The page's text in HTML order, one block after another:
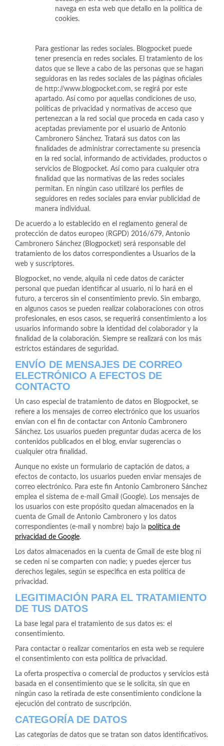
navega en esta web que detallo en la política de
cookies.
Para gestionar las redes sociales. Blogpocket puede
tener presencia en redes sociales. El tratamiento de los
datos que se lleve a cabo de las personas que se hagan
seguidoras en las redes sociales de las páginas oficiales
de http://www.blogpocket.com, se regirá por este
apartado. Así como por aquellas condiciones de uso,
políticas de privacidad y normativas de acceso que
pertenezcan a la red social que proceda en cada caso y
aceptadas previamente por el usuario de Antonio
Cambronero Sánchez. Tratará sus datos con las
finalidades de administrar correctamente su presencia
en la red social, informando de actividades, productos o
servicios de Blogpocket. Así como para cualquier otra
finalidad que las normativas de las redes sociales
permitan. En ningún caso utilizaré los perfiles de
seguidores en redes sociales para enviar publicidad de
manera individual.
De acuerdo a lo establecido en el reglamento general de
protección de datos europeo (RGPD) 2016/679, Antonio
Cambronero Sánchez (Blogpocket) será responsable del
tratamiento de los datos correspondientes a Usuarios de la
web y suscriptores.
Blogpocket, no vende, alquila ni cede datos de carácter
personal que puedan identificar al usuario, ni lo hará en el
futuro, a terceros sin el consentimiento previo. Sin embargo,
en algunos casos se pueden realizar colaboraciones con otros
profesionales, en esos casos, se requerirá consentimiento a los
usuarios informando sobre la identidad del colaborador y la
finalidad de la colaboración. Siempre se realizará con los más
estrictos estándares de seguridad.
ENVÍO DE MENSAJES DE CORREO
ELECTRÓNICO A EFECTOS DE
CONTACTO
Un caso especial de tratamiento de datos en Blogpocket, se
refiere a los mensajes de correo electrónico que los usuarios
envían con el fin de contactar con Antonio Cambronero
Sánchez. Los usuarios pueden preguntar dudas acerca de los
contenidos publicados en el blog, enviar sugerencias o
cualquier otra finalidad.
Aunque no existe un formulario de captación de datos, a
efectos de contacto, los usuarios pueden enviar mensajes de
correo electrónico. Para este fin Antonio Cambronero Sánchez
emplea el sistema de e-mail Gmail (Google). Los mensajes de
los usuarios con este propósito quedan almacenados en la
cuenta de Gmail de Antonio Cambronero y los datos
correspondientes (e-mail y nombre) bajo la política de
privacidad de Google.
Los datos almacenados en la cuenta de Gmail de este blog ni
se ceden ni se comparten con nadie; y puedes ejercer tus
derechos legales, según se especifica en esta política de
privacidad.
LEGITIMACIÓN PARA EL TRATAMIENTO
DE TUS DATOS
La base legal para el tratamiento de sus datos es: el
consentimiento.
Para contactar o realizar comentarios en esta web se requiere
el consentimiento con esta política de privacidad.
La oferta prospectiva o comercial de productos y servicios está
basada en el consentimiento que se le solicita, sin que en
ningún caso la retirada de este consentimiento condicione la
ejecución del contrato de suscripción.
CATEGORÍA DE DATOS
Las categorías de datos que se tratan son datos identificativos.